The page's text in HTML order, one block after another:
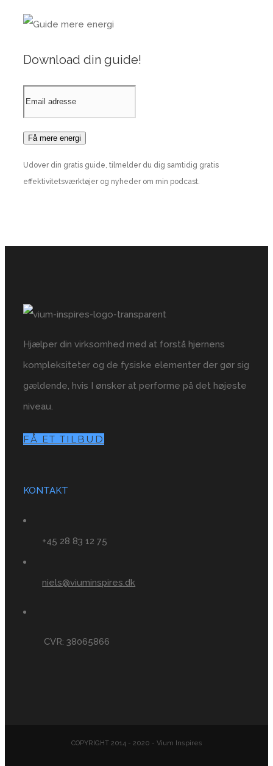
Download din guide!
Udover din gratis guide, tilmelder du dig samtidig gratis
effektivitetsværktøjer og nyheder om min podcast.
Hjælper din virksomhed med at forstå hjernens
kompleksiteter og de fysiske elementer der gør sig
gældende, hvis I ønsker at performe på det højeste
niveau.
FÅ ET TILBUD
KONTAKT
+45 28 83 12 75
niels@viuminspires.dk
CVR: 38065866
COPYRIGHT 2014 - 2020 - Vium Inspires